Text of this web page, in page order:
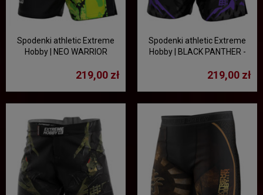
Spodenki athletic Extreme
Hobby | NEO WARRIOR
219,00 zł
Spodenki athletic Extreme
Hobby | BLACK PANTHER -
219,00 zł